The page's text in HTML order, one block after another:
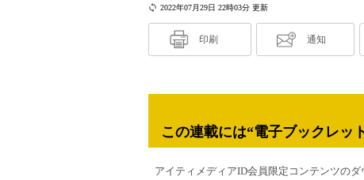
2022年07月29日 22時03分 更新
印刷 通知
この連載には“電子ブックレッ
アイティメディアID会員限定コンテンツのダ